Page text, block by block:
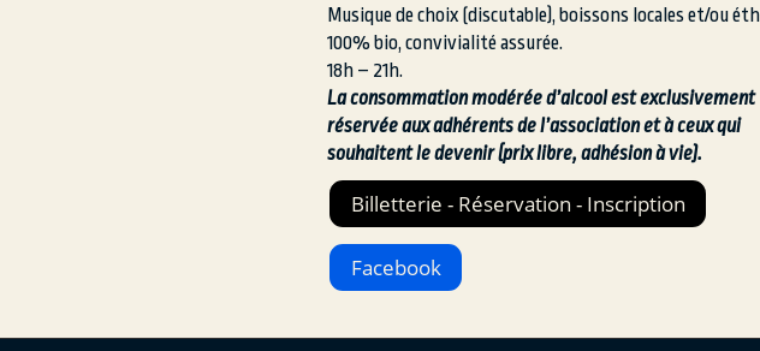
Musique de choix (discutable), boissons locales et/ou
100% bio, convivialité assurée.
18h – 21h.
La consommation modérée d’alcool est exclusivement
réservée aux adhérents de l’association et à ceux qui
souhaitent le devenir (prix libre, adhésion à vie).
Billetterie - Réservation - Inscription
Facebook